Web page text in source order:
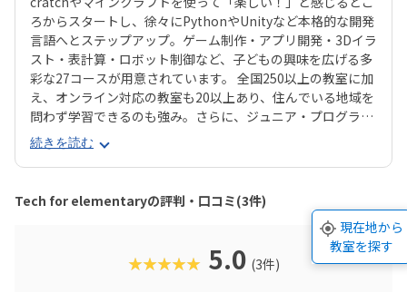
ろからスタートし、徐々にPythonやUnityなど本格的な開発
言語へとステップアップ。ゲーム制作・アプリ開発・3Dイラ
スト・表計算・ロボット制御など、子どもの興味を広げる多
彩な27コースが用意されています。 全国250以上の教室に加
え、オンライン対応の教室も20以上あり、住んでいる地域を
問わず学習できるのも強み。さらに、ジュニア・プログラミ
ング検定などで多数の合格者を輩出しており、子どもたち
の“自信”や“目標達成の経験”をサポートしてくれます。単な
る「習い事」にとどまらず、夢や進路を描く力が自然と育ま
れる学び場です。
続きを読む
Tech for elementaryの評判・口コミ(3件)
★★★★★ 5.0 (3件)
現在地から
教室を探す